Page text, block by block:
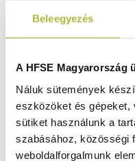
Beleegyezés
A HFSE Magyarország
Náluk sütemények
eszközöket és gépeket,
sütiket használunk a
szabásához, közösségi
weboldalforgalmunk
Ingyenes szállítás 25 000
Szállítás akár 1
Mindig a legkedvezőbb
Több mint 2000 termék